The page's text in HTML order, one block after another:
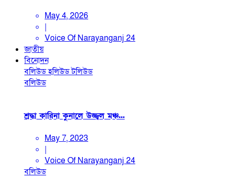
May 4, 2026
|
Voice Of Narayanganj 24
জাতীয়
বিনোদন
বলিউডহলিউডটলিউড
বলিউড
শ্রদ্ধা কারিনা কুনালে উজ্জ্বল মঞ্চ...
May 7, 2023
|
Voice Of Narayanganj 24
বলিউড